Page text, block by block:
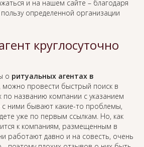
и на нашем сайте – благодаря
определенной организации
круглосуточно
о ритуальных агентах в
можно провести быстрый поиск в
по названию компании с указанием
с ними бывают какие-то проблемы,
уже по первым ссылкам. Но, как
к компаниям, размещенным в
работают давно и на совесть, очень